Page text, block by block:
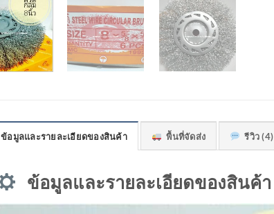
ข้อมูลและรายละเอียดของสินค้า พื้นที่จัดส่ง รีวิว (4)
ข้อมูลและรายละเอียดของสินค้า